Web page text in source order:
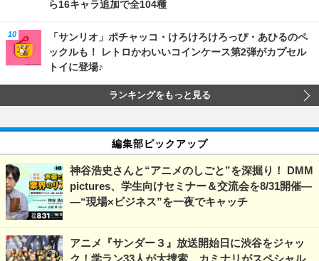
ら16キャラ追加で全104種
「サンリオ」ポチャッコ・けろけろけろっぴ・あひるのペ
ックルも！ レトロかわいいコインケース第2弾がカプセル
トイに登場♪
ランキングをもっと見る
編集部ピックアップ
神谷浩史さんと“アニメのしごと”を深掘り！ DMM
pictures、学生向けセミナー＆交流会を8/31開催―
―“現場×ビジネス”を一夜でキャッチ
アニメ『サンダー３』放送開始日に渋谷をジャッ